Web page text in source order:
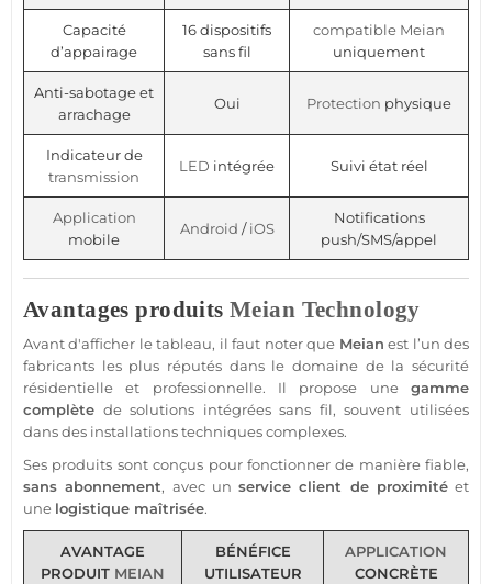
Capacité
d’appairage
16 dispositifs
sans fil
compatible Meian
uniquement
Anti-sabotage et
arrachage
Oui Protection physique
Indicateur de
transmission
LED intégrée Suivi état réel
Application
mobile
Android /iOS
Notifications
push/SMS/appel
Avantages produitsMeian Technology
Avant d'afficher le tableau, il faut noter que Meian est l’un des
fabricants les plus réputés dans le domaine de la sécurité
résidentielle et professionnelle. Il propose unegamme
complète de solutions intégrées sans fil, souvent utilisées
dans des installations techniques complexes.
Ses produits sont conçus pour fonctionner de manière fiable,
sans abonnement, avec un service client de proximitéet
une logistique maîtrisée.
AVANTAGE
PRODUIT MEIAN
BÉNÉFICE
UTILISATEUR
APPLICATION
CONCRÈTE